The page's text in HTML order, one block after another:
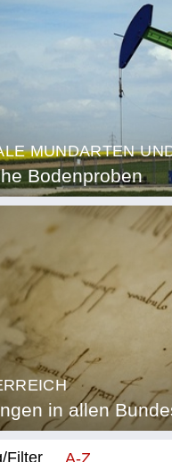
MUNDARTEN
Bodenproben
in allen
Filter
A-Z